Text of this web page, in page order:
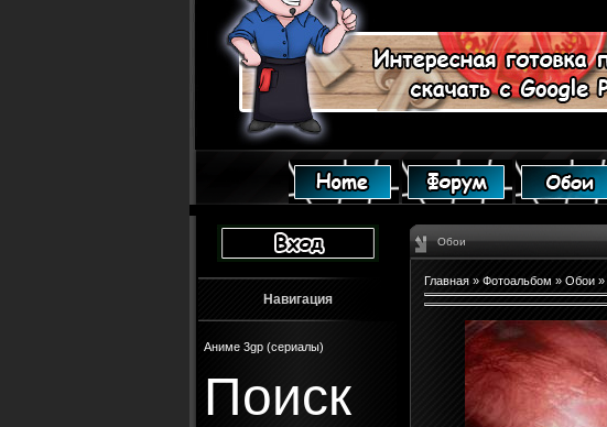
Навигация
Аниме 3gp (сериалы)
Поиск
Обои
Главная » Фотоальбом » Обои »